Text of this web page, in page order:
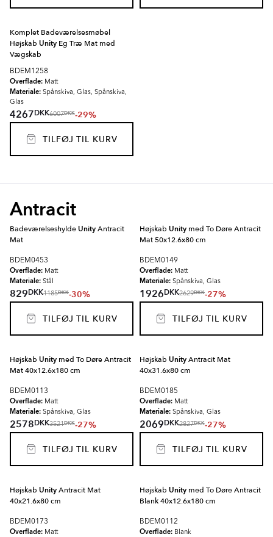
Komplet Badeværelsesmøbel
Højskab Unity Eg Træ Mat med
Vægskab
BDEM1258
Overflade: Matt
Materiale: Spånskiva, Glas, Spånskiva,
Glas
4267DKK6007DKK-29%
TILFØJ TIL KURV
Antracit
BadeværelseshyldeUnityAntracit
Mat
BDEM0453
Overflade: Matt
Materiale: Stål
829DKK1185DKK-30%
TILFØJ TIL KURV
Højskab Unity med To Døre Antracit
Mat 50x12.6x80 cm
BDEM0149
Overflade: Matt
Materiale: Spånskiva, Glas
1926DKK2629DKK-27%
TILFØJ TIL KURV
Højskab Unity med To Døre Antracit
Mat 40x12.6x180 cm
BDEM0113
Overflade: Matt
Materiale: Spånskiva, Glas
2578DKK3521DKK-27%
TILFØJ TIL KURV
Højskab UnityAntracit Mat
40x31.6x80 cm
BDEM0185
Overflade: Matt
Materiale: Spånskiva, Glas
2069DKK2827DKK-27%
TILFØJ TIL KURV
Højskab UnityAntracit Mat
40x21.6x80 cm
BDEM0173
Overflade: Matt
Højskab Unity med To Døre Antracit
Blank 40x12.6x180 cm
BDEM0112
Overflade: Blank